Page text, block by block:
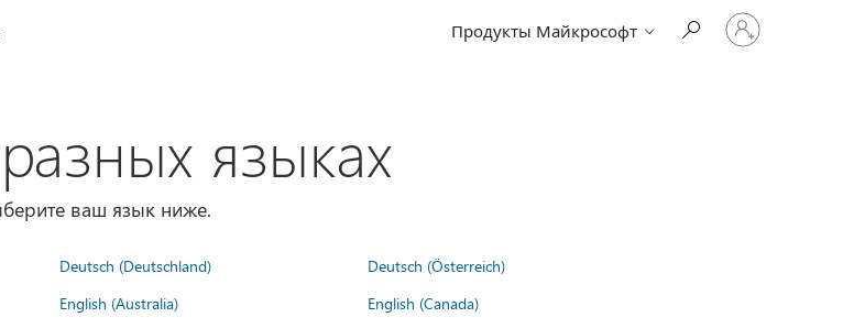
Продукты Майкрософт
Войдите
учетную
языках
ваш язык ниже.
Deutsch (Deutschland)
Deutsch (Österreich)
English (Australia)
English (Canada)